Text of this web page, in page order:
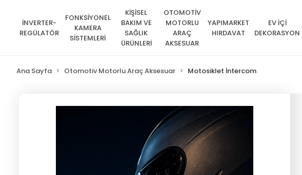
İNVERTER-
REGÜLATÖR
FONKSİYONEL
KAMERA
SİSTEMLERİ
KİŞİSEL
BAKIM VE
SAĞLIK
ÜRÜNLERİ
OTOMOTİV
MOTORLU
ARAÇ
AKSESUAR
YAPIMARKET
HIRDAVAT
EV İÇİ
DEKORASYON
Ana Sayfa Otomotiv Motorlu Araç Aksesuar Motosiklet İntercom